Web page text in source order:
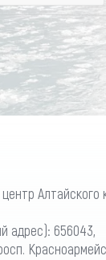
Алтайского
адрес): 656043,